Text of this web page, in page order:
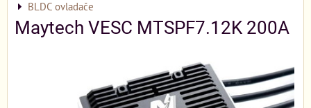
BLDC ovladače
Maytech VESC MTSPF7.12K 200A